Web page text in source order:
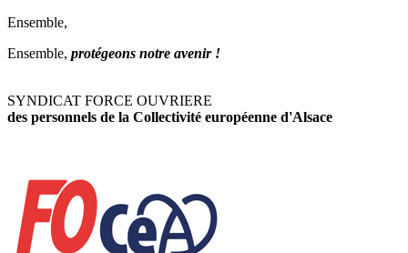
Ensemble,
Ensemble, protégeons notre avenir !
SYNDICAT FORCE OUVRIERE
des personnels de la Collectivité européenne d'Alsace